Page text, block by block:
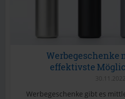
Werbegeschenke
effektivste
30.11.2022
Werbegeschenke gibt es